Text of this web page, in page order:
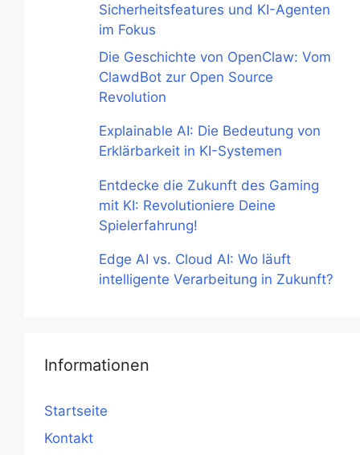
Sicherheitsfeatures und KI-Agenten
im Fokus
Die Geschichte von OpenClaw: Vom
ClawdBot zur Open Source
Revolution
Explainable AI: Die Bedeutung von
Erklärbarkeit in KI-Systemen
Entdecke die Zukunft des Gaming
mit KI: Revolutioniere Deine
Spielerfahrung!
Edge AI vs. Cloud AI: Wo läuft
intelligente Verarbeitung in Zukunft?
Informationen
Startseite
Kontakt